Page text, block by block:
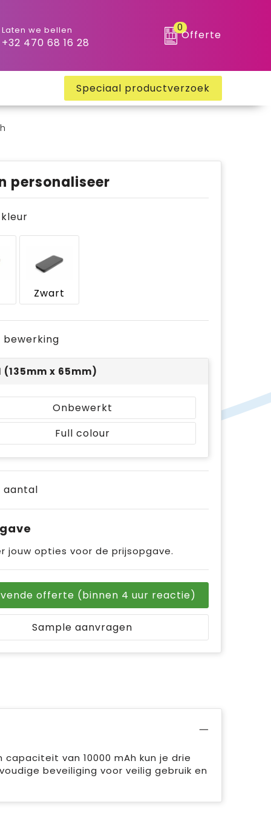
Laten we bellen
+32 470 68 16 28
0
Offerte
Speciaal productverzoek
personaliseer
kleur
Zwart
bewerking
(135mm x 65mm)
Onbewerkt
Full colour
aantal
jouw opties voor de prijsopgave.
offerte (binnen 4 uur reactie)
Sample aanvragen
van 10000 mAh kun je drie
beveiliging voor veilig gebruik en